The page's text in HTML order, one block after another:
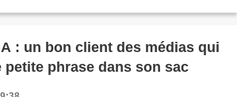
: un bon client des médias qui
phrase dans son sac